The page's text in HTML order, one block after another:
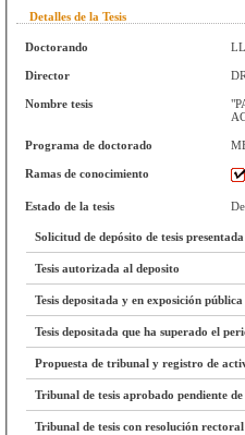
Detalles de la Tesis
Doctorando
Director
Nombre tesis
Programa de doctorado
Ramas de conocimiento
Estado de la tesis
Solicitud de depósito de tesis
Tesis autorizada al deposito
Tesis depositada y en exposición pública
Tesis depositada que ha superado el
Propuesta de tribunal y registro de
Tribunal de tesis aprobado pendiente
Tribunal de tesis con resolución rectoral